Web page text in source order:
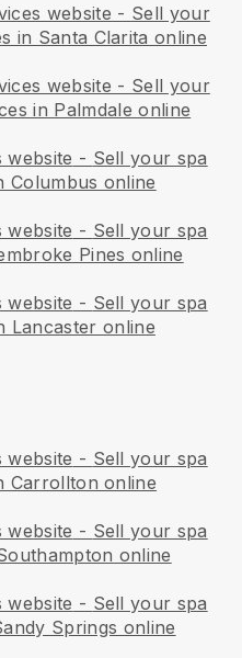
website - Sell your
in Santa Clarita online
website - Sell your
in Palmdale online
website - Sell your spa
Columbus online
website - Sell your spa
Pines online
website - Sell your spa
Lancaster online
website - Sell your spa
Carrollton online
website - Sell your spa
online
website - Sell your spa
Springs online